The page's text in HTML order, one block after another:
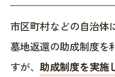
市区町村などの自治体
墓地返還の助成制度を
すが、助成制度を実施